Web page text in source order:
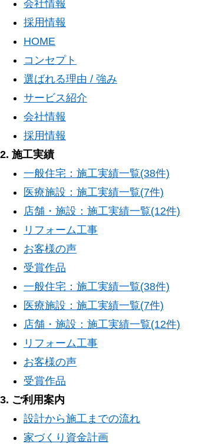
会社情報
採用情報
HOME
コンセプト
選ばれる理由 / 強み
サービス紹介
会社情報
採用情報
2. 施工実績
一般住宅：施工実績一覧(38件)
医療施設：施工実績一覧(7件)
店舗・施設：施工実績一覧(12件)
リフォーム工事
お客様の声
受賞作品
一般住宅：施工実績一覧(38件)
医療施設：施工実績一覧(7件)
店舗・施設：施工実績一覧(12件)
リフォーム工事
お客様の声
受賞作品
3. ご利用案内
設計から施工までの流れ
家づくり資金計画